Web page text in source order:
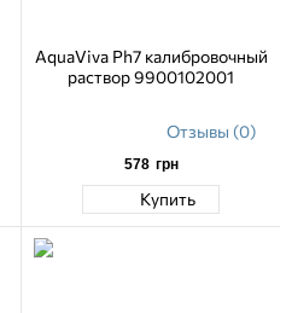
AquaViva Ph7 калибровочный
раствор 9900102001
Отзывы (0)
578 грн
Купить